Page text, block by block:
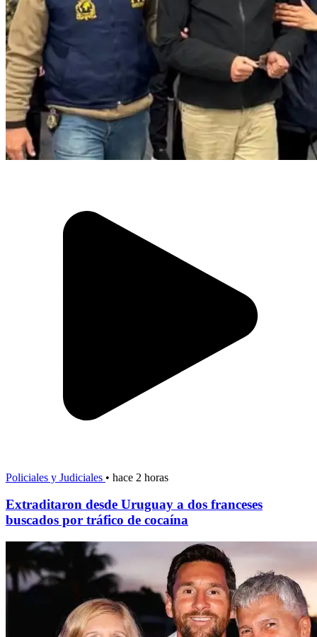
Policiales y Judiciales • hace 2 horas
Extraditaron desde Uruguay a dos franceses
buscados por tráfico de cocaína